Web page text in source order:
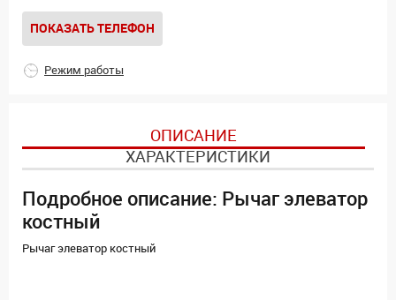
ПОКАЗАТЬ ТЕЛЕФОН
Режим работы
ОПИСАНИЕ
ХАРАКТЕРИСТИКИ
Подробное описание: Рычаг элеватор
костный
Рычаг элеватор костный